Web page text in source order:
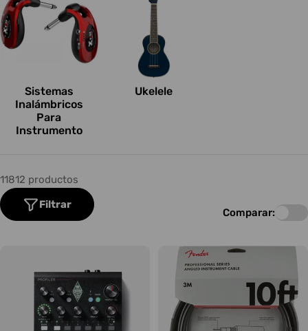
Sistemas
Inalámbricos
Para
Instrumento
Ukelele
11812 productos
Filtrar
Comparar: